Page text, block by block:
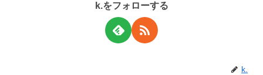
k.をフォローする
k.